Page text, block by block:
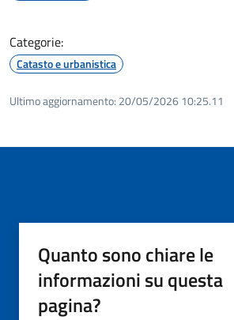
Categorie:
Catasto e urbanistica
Ultimo aggiornamento: 20/05/2026 10:25.11
Quanto sono chiare le
informazioni su questa
pagina?